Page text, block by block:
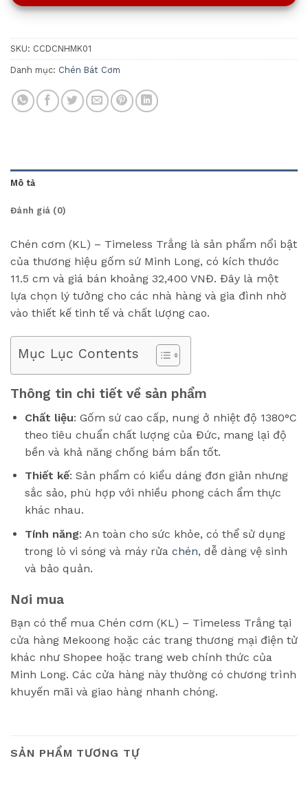
SKU: CCDCNHMK01
Danh mục: Chén Bát Cơm
Mô tả
Đánh giá (0)
Chén cơm (KL) – Timeless Trắng là sản phẩm nổi bật
của thương hiệu gốm sứ Minh Long, có kích thước
11.5 cm và giá bán khoảng 32,400 VNĐ. Đây là một
lựa chọn lý tưởng cho các nhà hàng và gia đình nhờ
vào thiết kế tinh tế và chất lượng cao.
Mục Lục Contents
Thông tin chi tiết về sản phẩm
Chất liệu: Gốm sứ cao cấp, nung ở nhiệt độ 1380°C
theo tiêu chuẩn chất lượng của Đức, mang lại độ
bền và khả năng chống bám bẩn tốt.
Thiết kế: Sản phẩm có kiểu dáng đơn giản nhưng
sắc sảo, phù hợp với nhiều phong cách ẩm thực
khác nhau.
Tính năng: An toàn cho sức khỏe, có thể sử dụng
trong lò vi sóng và máy rửa chén, dễ dàng vệ sinh
và bảo quản.
Nơi mua
Bạn có thể mua Chén cơm (KL) – Timeless Trắng tại
cửa hàng Mekoong hoặc các trang thương mại điện tử
khác như Shopee hoặc trang web chính thức của
Minh Long. Các cửa hàng này thường có chương trình
khuyến mãi và giao hàng nhanh chóng.
SẢN PHẨM TƯƠNG TỰ